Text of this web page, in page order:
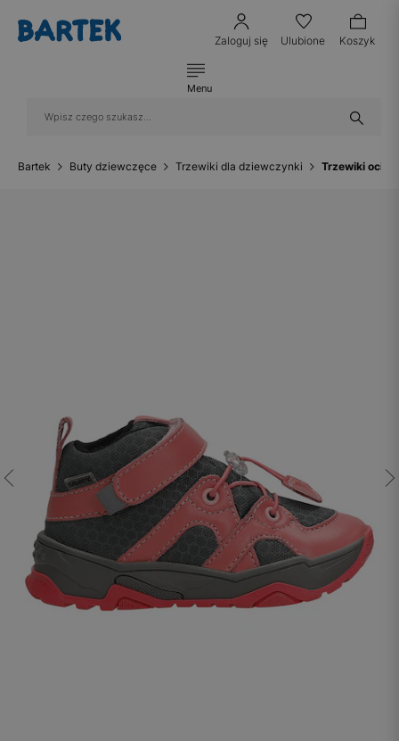
Zaloguj się Ulubione Koszyk
Menu
Bartek Buty dziewczęce Trzewiki dla dziewczynki Trzewiki